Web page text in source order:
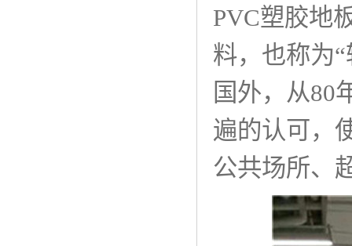
PVC塑胶地
料，也称为
国外，从80
遍的认可，
公共场所、